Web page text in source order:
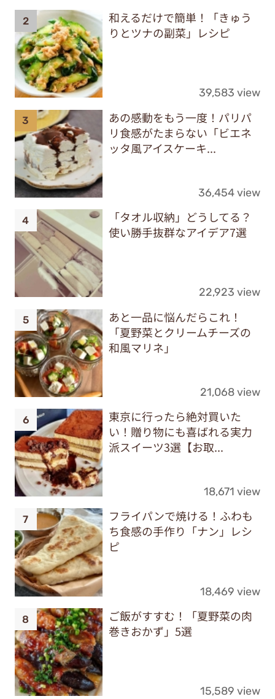
和えるだけで簡単！「きゅう
りとツナの副菜」レシピ
39,583 view
あの感動をもう一度！パリパ
リ食感がたまらない「ビエネ
ッタ風アイスケーキ...
36,454 view
「タオル収納」どうしてる？
使い勝手抜群なアイデア7選
22,923 view
あと一品に悩んだらこれ！
「夏野菜とクリームチーズの
和風マリネ」
21,068 view
東京に行ったら絶対買いた
い！贈り物にも喜ばれる実力
派スイーツ3選【お取...
18,671 view
フライパンで焼ける！ふわも
ち食感の手作り「ナン」レシ
ピ
18,469 view
ご飯がすすむ！「夏野菜の肉
巻きおかず」5選
15,589 view